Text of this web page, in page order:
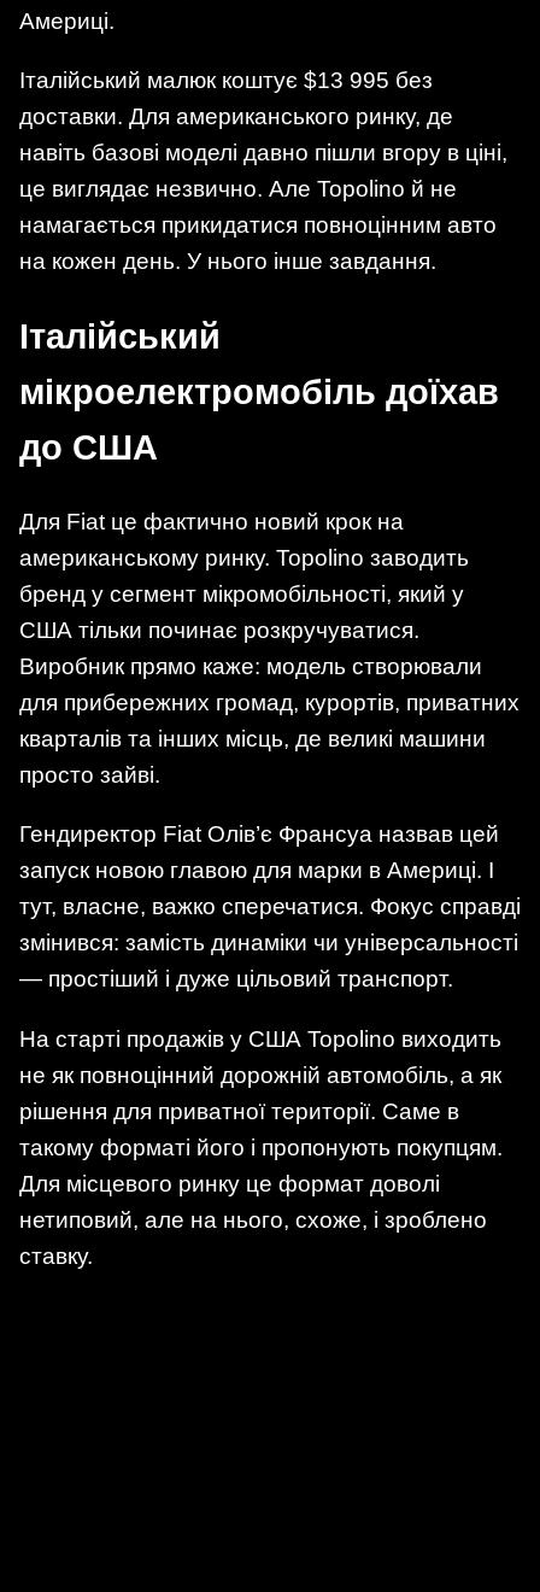
Америці.
Італійський малюк коштує $13 995 без
доставки. Для американського ринку, де
навіть базові моделі давно пішли вгору в ціні,
це виглядає незвично. Але Topolino й не
намагається прикидатися повноцінним авто
на кожен день. У нього інше завдання.
Італійський
мікроелектромобіль доїхав
до США
Для Fiat це фактично новий крок на
американському ринку. Topolino заводить
бренд у сегмент мікромобільності, який у
США тільки починає розкручуватися.
Виробник прямо каже: модель створювали
для прибережних громад, курортів, приватних
кварталів та інших місць, де великі машини
просто зайві.
Гендиректор Fiat Олів’є Франсуа назвав цей
запуск новою главою для марки в Америці. І
тут, власне, важко сперечатися. Фокус справді
змінився: замість динаміки чи універсальності
— простіший і дуже цільовий транспорт.
На старті продажів у США Topolino виходить
не як повноцінний дорожній автомобіль, а як
рішення для приватної території. Саме в
такому форматі його і пропонують покупцям.
Для місцевого ринку це формат доволі
нетиповий, але на нього, схоже, і зроблено
ставку.